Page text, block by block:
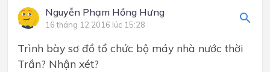
Nguyễn Phạm Hồng Hưng
16 tháng 12 2016 lúc 15:28
Trình bày sơ đồ tổ chức bộ máy nhà nước thời
Trần? Nhận xét?